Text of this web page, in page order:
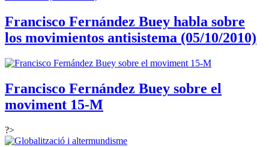
Francisco Fernández Buey habla sobre
los movimientos antisistema (05/10/2010)
Francisco Fernández Buey sobre el
moviment 15-M
?>